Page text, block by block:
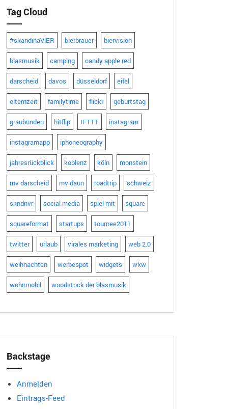
Tag Cloud
#skandinaVlER bierbrauer biervision
blasmusik camping candy apple red
darscheid davos düsseldorf eifel
elternzeit familytime flickr geburtstag
graubünden hitflip IFTTT instagram
instagramapp iphoneography
jahresrückblick koblenz köln monstein
mv darscheid mv daun roadtrip schweiz
skndnvr social media spiel mit square
squareformat startups tournee2011
twitter urlaub virales marketing web 2.0
weihnachten werbespot widgets wkw
wohnmobil woodstock der blasmusik
Backstage
Anmelden
Eintrags-Feed